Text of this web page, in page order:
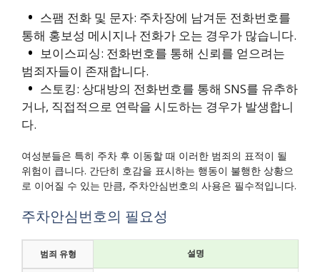
스팸 전화 및 문자: 주차장에 남겨둔 전화번호를
통해 홍보성 메시지나 전화가 오는 경우가 많습니다.
보이스피싱: 전화번호를 통해 신뢰를 얻으려는
범죄자들이 존재합니다.
스토킹: 상대방의 전화번호를 통해 SNS를 유추하
거나, 직접적으로 연락을 시도하는 경우가 발생합니
다.
여성분들은 특히 주차 후 이동할 때 이러한 범죄의 표적이 될
위험이 큽니다. 간단히 호감을 표시하는 행동이 불행한 상황으
로 이어질 수 있는 만큼, 주차안심번호의 사용은 필수적입니다.
주차안심번호의 필요성
범죄 유형 설명